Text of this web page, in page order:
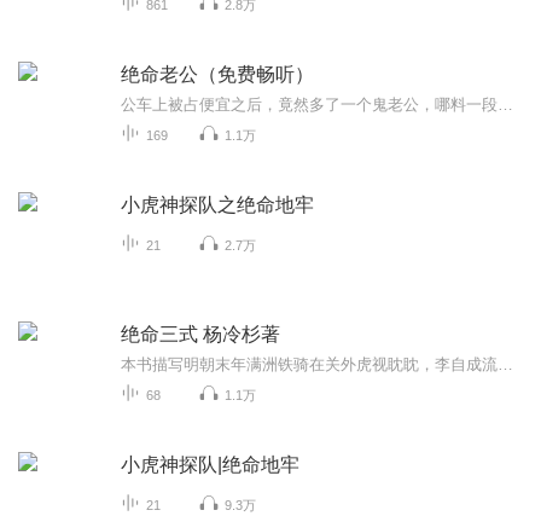
861 2.8万
绝命老公（免费畅听）
169 1.1万
小虎神探队之绝命地牢
21 2.7万
绝命三式 杨冷杉著
68 1.1万
小虎神探队|绝命地牢
21 9.3万